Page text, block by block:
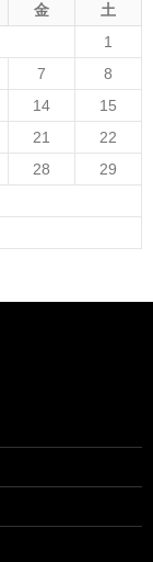
金 土
1
7
8
14
15
21
22
28
29